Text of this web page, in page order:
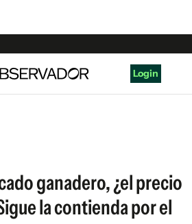
Login
ganadero, ¿el precio
la contienda por el